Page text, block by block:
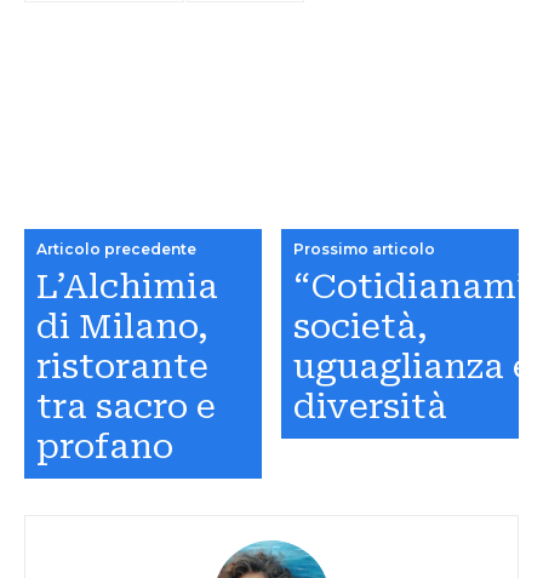
Articolo precedente
L’Alchimia
di Milano,
ristorante
tra sacro e
profano
Prossimo articolo
“Cotidianam”:
società,
uguaglianza e
diversità